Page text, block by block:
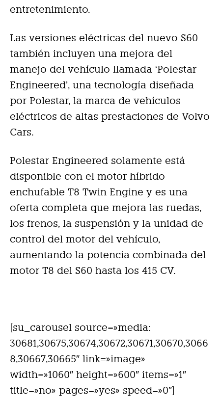
entretenimiento.
Las versiones eléctricas del nuevo S60
también incluyen una mejora del
manejo del vehículo llamada ‘Polestar
Engineered’, una tecnología diseñada
por Polestar, la marca de vehículos
eléctricos de altas prestaciones de Volvo
Cars.
Polestar Engineered solamente está
disponible con el motor híbrido
enchufable T8 Twin Engine y es una
oferta completa que mejora las ruedas,
los frenos, la suspensión y la unidad de
control del motor del vehículo,
aumentando la potencia combinada del
motor T8 del S60 hasta los 415 CV.
[su_carousel source=»media:
30681,30675,30674,30672,30671,30670,3066
8,30667,30665″ link=»image»
width=»1060″ height=»600″ items=»1″
title=»no» pages=»yes» speed=»0″]